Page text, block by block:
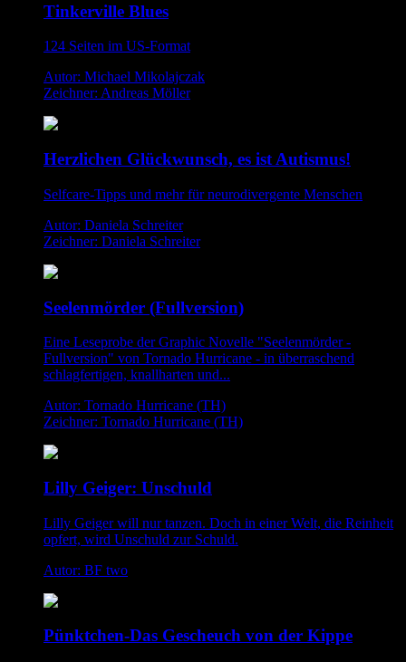
Tinkerville Blues
124 Seiten im US-Format
Autor: Michael Mikolajczak
Zeichner: Andreas Möller
Herzlichen Glückwunsch, es ist Autismus!
Selfcare-Tipps und mehr für neurodivergente Menschen
Autor: Daniela Schreiter
Zeichner: Daniela Schreiter
Seelenmörder (Fullversion)
Eine Leseprobe der Graphic Novelle "Seelenmörder -
Fullversion" von Tornado Hurricane - in überraschend
schlagfertigen, knallharten und...
Autor: Tornado Hurricane (TH)
Zeichner: Tornado Hurricane (TH)
Lilly Geiger: Unschuld
Lilly Geiger will nur tanzen. Doch in einer Welt, die Reinheit
opfert, wird Unschuld zur Schuld.
Autor: BF two
Pünktchen-Das Gescheuch von der Kippe